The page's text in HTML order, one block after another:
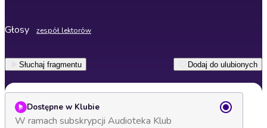
Głosy zespół lektorów
Słuchaj fragmentu Dodaj do ulubionych
Dostępne w Klubie
W ramach subskrypcji Audioteka Klub